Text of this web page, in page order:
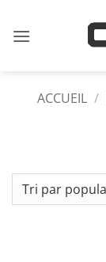
au
ACCUEIL /